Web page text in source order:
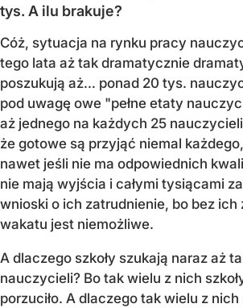
tys. A ilu brakuje?
Cóż, sytuacja na rynku pracy
tego lata aż tak dramatycznie
poszukują aż… ponad 20 tys.
pod uwagę owe "pełne etaty
aż jednego na każdych 25
że gotowe są przyjąć niemal
nawet jeśli nie ma odpowiednich
nie mają wyjścia i całymi tysiącami
wnioski o ich zatrudnienie, bo bez ich
wakatu jest niemożliwe.
A dlaczego szkoły szukają naraz aż
nauczycieli? Bo tak wielu z nich
porzuciło. A dlaczego tak wielu z nich